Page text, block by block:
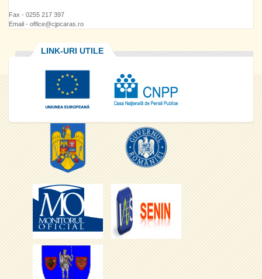
Fax - 0255 217 397
Email - office@cjpcaras.ro
LINK-URI UTILE